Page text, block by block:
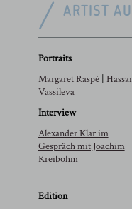
ARTIST
Portraits
Margaret Raspé|
Vassileva
Interview
Alexander Klar im
Gespräch mit Joachim
Kreibohm
Edition